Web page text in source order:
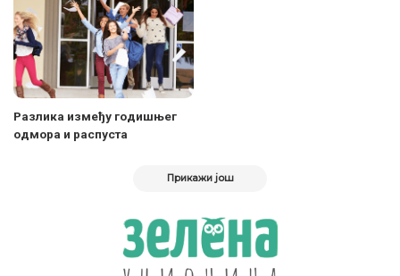
Разлика између годишњег
одмора и распуста
Прикажи још